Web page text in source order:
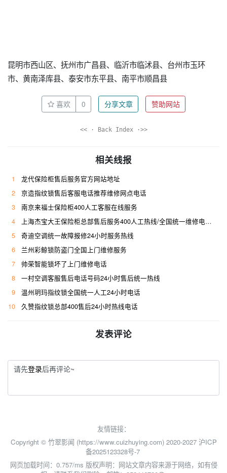
昆明市西山区、抚州市广昌县、临沂市临沭县、台州市玉环
市、黄南泽库县、泰安市东平县、南平市顺昌县
喜欢 0 分享文章 赞助网站
<< · Back Index ·>>
相关线报
1
龙代保险柜售后服务官方网站地址
2
京造指纹锁售后客服电话推荐维修网点电话
3
南京来福士保险柜400人工客服在线服务
4
上海杰宝大王保险柜总部售后服务400人工热线/全国统一维修电话是多少
5
奇迪空调统一故障报修24小时服务热线
6
兰州彩鲸锁防盗门全国上门维修服务
7
帅荣智能锁坏了上门维修电话
8
一村空调客服售后电话号码24小时售后统一热线
9
温州玥玛指纹锁全国统一人工24小时电话
10
久赞指纹锁总部400售后24小时热线电话
发表评论
请先登录后再评论~
友情链接：
Copyright © 竹翠影闻 (https://www.cuizhuying.com) 2020-2027 沪ICP
备2025123328号-7
网页加载时间：0.757/ms 版权声明：网站文章内容来源于网络，如有侵